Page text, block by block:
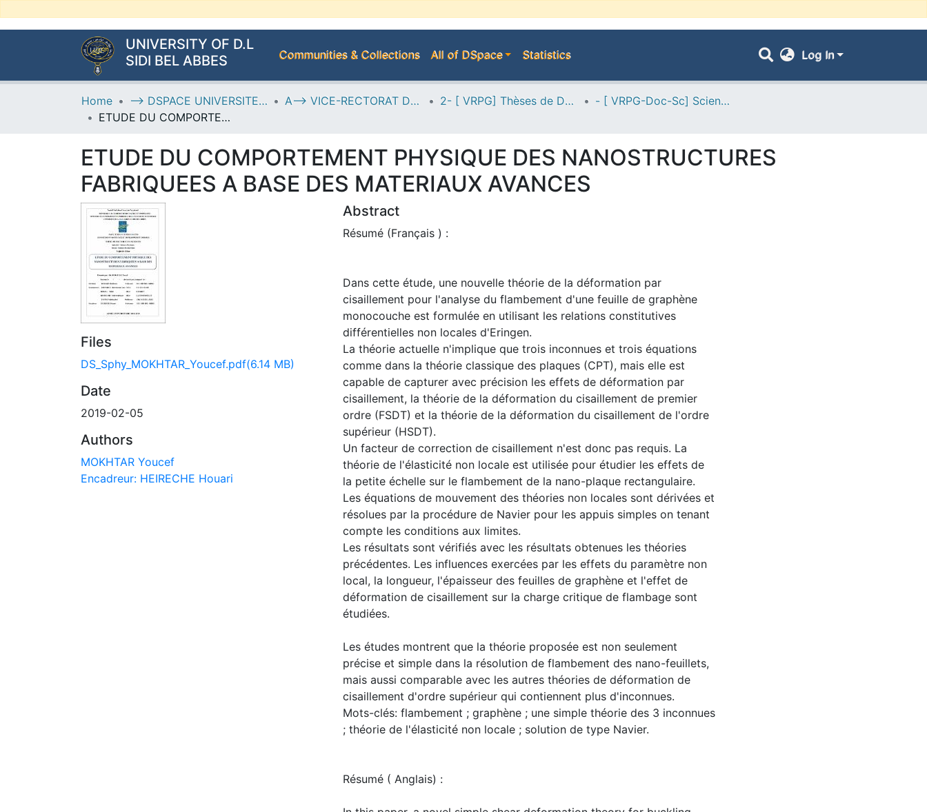
UNIVERSITY OF D.L
SIDI BEL ABBES
Communities & Collections All of DSpace Statistics Log In
Home --> DSPACE UNIVERSITE DJILALLI LIABES DE SIDI BEL ABBES A--> VICE-RECTORAT DE LA POST-GRADUATION 2- [ VRPG] Thèses de Doctorat en Sciences
- [ VRPG-Doc-Sc] Sciences physiques --- علوم فيزيائية
ETUDE DU COMPORTEMENT PHYSIQUE DES NANOSTRUCTURES FABRIQUEES A BASE DES MATERIAUX AVANCES
ETUDE DU COMPORTEMENT PHYSIQUE DES NANOSTRUCTURES
FABRIQUEES A BASE DES MATERIAUX AVANCES
Files
DS_Sphy_MOKHTAR_Youcef.pdf(6.14 MB)
Date
2019-02-05
Authors
MOKHTAR Youcef
Encadreur: HEIRECHE Houari
Abstract
Résumé (Français ) :
Dans cette étude, une nouvelle théorie de la déformation par
cisaillement pour l'analyse du flambement d'une feuille de graphène
monocouche est formulée en utilisant les relations constitutives
différentielles non locales d'Eringen.
La théorie actuelle n'implique que trois inconnues et trois équations
comme dans la théorie classique des plaques (CPT), mais elle est
capable de capturer avec précision les effets de déformation par
cisaillement, la théorie de la déformation du cisaillement de premier
ordre (FSDT) et la théorie de la déformation du cisaillement de l'ordre
supérieur (HSDT).
Un facteur de correction de cisaillement n'est donc pas requis. La
théorie de l'élasticité non locale est utilisée pour étudier les effets de
la petite échelle sur le flambement de la nano-plaque rectangulaire.
Les équations de mouvement des théories non locales sont dérivées et
résolues par la procédure de Navier pour les appuis simples on tenant
compte les conditions aux limites.
Les résultats sont vérifiés avec les résultats obtenues les théories
précédentes. Les influences exercées par les effets du paramètre non
local, la longueur, l'épaisseur des feuilles de graphène et l'effet de
déformation de cisaillement sur la charge critique de flambage sont
étudiées.
Les études montrent que la théorie proposée est non seulement
précise et simple dans la résolution de flambement des nano-feuillets,
mais aussi comparable avec les autres théories de déformation de
cisaillement d'ordre supérieur qui contiennent plus d'inconnues.
Mots-clés: flambement ; graphène ; une simple théorie des 3 inconnues
; théorie de l'élasticité non locale ; solution de type Navier.
Résumé ( Anglais) :